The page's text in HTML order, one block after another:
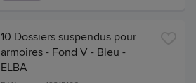
10 Dossiers suspendus pour
armoires - Fond V - Bleu -
ELBA